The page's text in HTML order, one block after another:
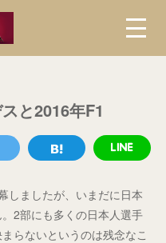
と2016年F1
しましたが、いまだに日本
2部にも多くの日本人選手
らないというのは残念なこ